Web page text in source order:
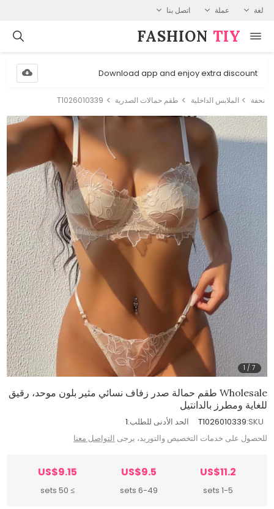
لغة عملة اتصل بنا
FASHION⁠ TIY
Download app and enjoy extra discount
نحفة الملابس الداخلية طقم حمالات الصدرية T1026010339
1 /7
Wholesale طقم حمالة صدر زفاف نسائي مثير بلون موحد، رقيق
للغاية ومطرز بالدانتيل
SKU:
T1026010339 الحد الأدنى للطلب:1
للحصول على خدمات التخصيص والتوريد، يرجى التواصل معنا
US$11.2
1-5 sets
US$9.5
6-49 sets
US$9.15
≥ 50 sets